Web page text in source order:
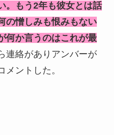
。もう2年も彼女とは話
の憎しみも恨みもない
何か言うのはこれが最
連絡がありアンバーが
ントした。